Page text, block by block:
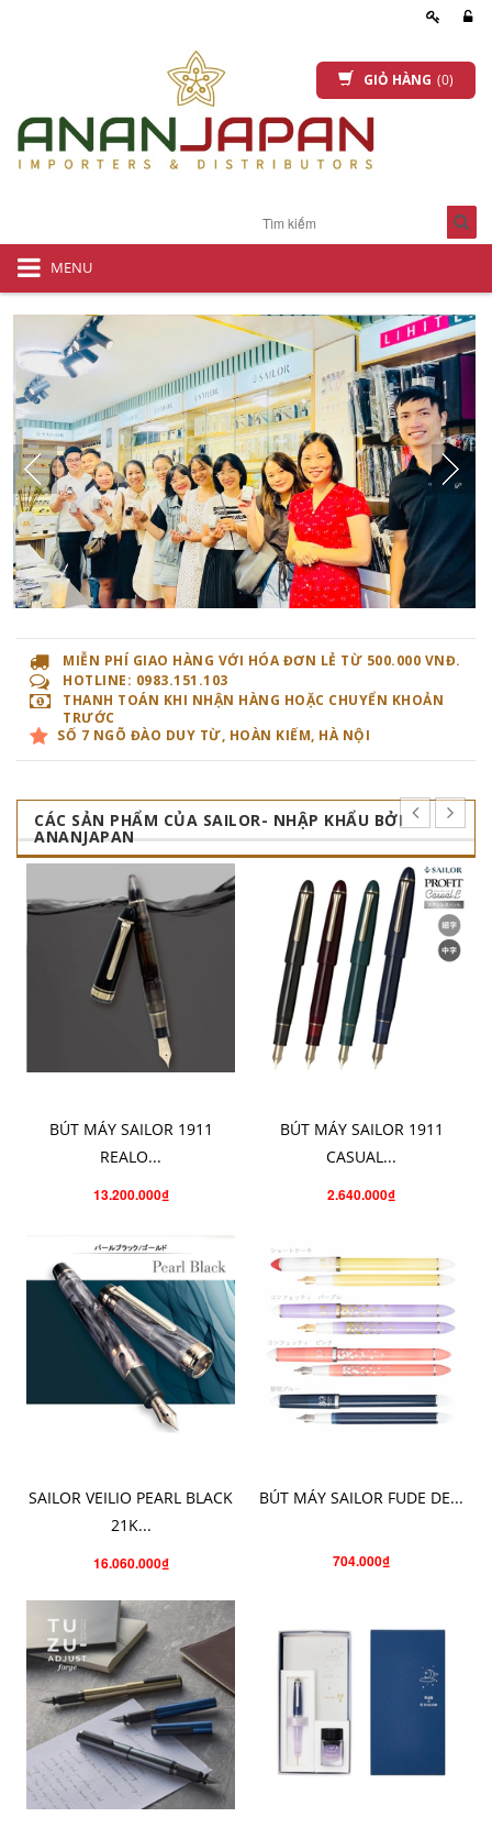
GIỎ HÀNG (0)
MENU
MIỄN PHÍ GIAO HÀNG VỚI HÓA ĐƠN LẺ TỪ 500.000 VNĐ.
HOTLINE: 0983.151.103
THANH TOÁN KHI NHẬN HÀNG HOẶC CHUYỂN KHOẢN
TRƯỚC
SỐ 7 NGÕ ĐÀO DUY TỪ, HOÀN KIẾM, HÀ NỘI
CÁC SẢN PHẨM CỦA SAILOR- NHẬP KHẨU BỞI
ANANJAPAN
BÚT MÁY SAILOR 1911
REALO...
13.200.000₫
SAILOR VEILIO PEARL BLACK
21K...
16.060.000₫
BÚT MÁY SAILOR 1911
CASUAL...
2.640.000₫
BÚT MÁY SAILOR FUDE DE...
704.000₫